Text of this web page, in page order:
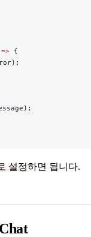
=> {
설정하면 됩니다.